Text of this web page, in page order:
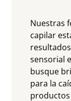
Nuestras
capilar
sensorial
busque
para la